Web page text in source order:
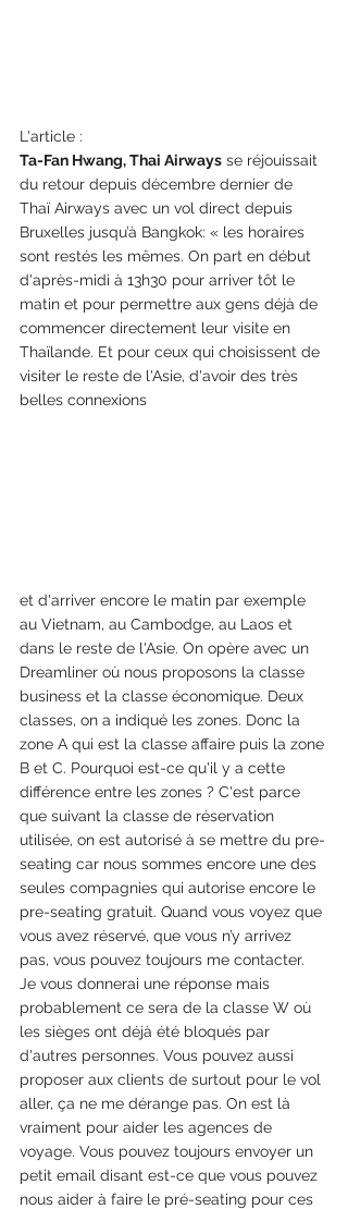
L'article :
Ta-Fan Hwang, Thai Airways se réjouissait
du retour depuis décembre dernier de
Thaï Airways avec un vol direct depuis
Bruxelles jusqu’à Bangkok: « les horaires
sont restés les mêmes. On part en début
d'après-midi à 13h30 pour arriver tôt le
matin et pour permettre aux gens déjà de
commencer directement leur visite en
Thaïlande. Et pour ceux qui choisissent de
visiter le reste de l'Asie, d'avoir des très
belles connexions
et d'arriver encore le matin par exemple
au Vietnam, au Cambodge, au Laos et
dans le reste de l'Asie. On opère avec un
Dreamliner où nous proposons la classe
business et la classe économique. Deux
classes, on a indiqué les zones. Donc la
zone A qui est la classe affaire puis la zone
B et C. Pourquoi est-ce qu'il y a cette
différence entre les zones ? C'est parce
que suivant la classe de réservation
utilisée, on est autorisé à se mettre du pre-
seating car nous sommes encore une des
seules compagnies qui autorise encore le
pre-seating gratuit. Quand vous voyez que
vous avez réservé, que vous n’y arrivez
pas, vous pouvez toujours me contacter.
Je vous donnerai une réponse mais
probablement ce sera de la classe W où
les sièges ont déjà été bloqués par
d'autres personnes. Vous pouvez aussi
proposer aux clients de surtout pour le vol
aller, ça ne me dérange pas. On est là
vraiment pour aider les agences de
voyage. Vous pouvez toujours envoyer un
petit email disant est-ce que vous pouvez
nous aider à faire le pré-seating pour ces